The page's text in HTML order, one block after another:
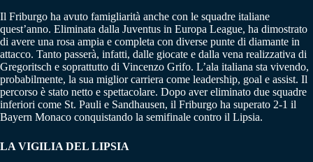
Il Friburgo ha avuto famigliarità anche con le squadre italiane
quest’anno. Eliminata dalla Juventus in Europa League, ha dimostrato
di avere una rosa ampia e completa con diverse punte di diamante in
attacco. Tanto passerà, infatti, dalle giocate e dalla vena realizzativa di
Gregoritsch e soprattutto di Vincenzo Grifo. L’ala italiana sta vivendo,
probabilmente, la sua miglior carriera come leadership, goal e assist. Il
percorso è stato netto e spettacolare. Dopo aver eliminato due squadre
inferiori come St. Pauli e Sandhausen, il Friburgo ha superato 2-1 il
Bayern Monaco conquistando la semifinale contro il Lipsia.
LA VIGILIA DEL LIPSIA